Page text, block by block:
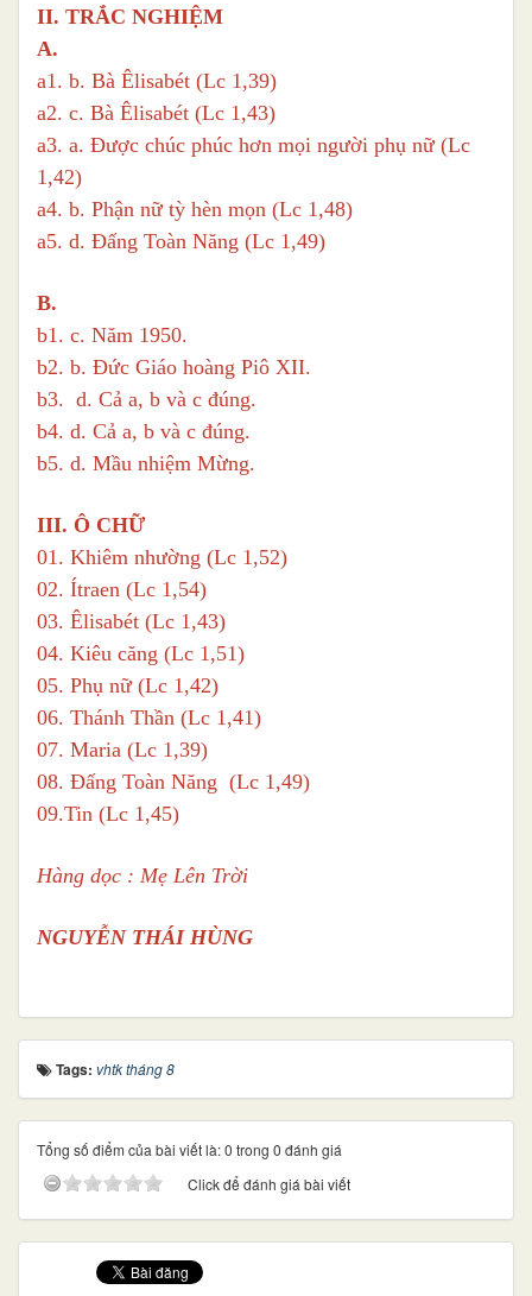
II. TRẮC NGHIỆM
A.
a1. b. Bà Êlisabét (Lc 1,39)
a2. c. Bà Êlisabét (Lc 1,43)
a3. a. Được chúc phúc hơn mọi người phụ nữ (Lc
1,42)
a4. b. Phận nữ tỳ hèn mọn (Lc 1,48)
a5. d. Đấng Toàn Năng (Lc 1,49)
B.
b1. c. Năm 1950.
b2. b. Đức Giáo hoàng Piô XII.
b3. d. Cả a, b và c đúng.
b4. d. Cả a, b và c đúng.
b5. d. Mầu nhiệm Mừng.
III. Ô CHỮ
01. Khiêm nhường (Lc 1,52)
02. Ítraen (Lc 1,54)
03. Êlisabét (Lc 1,43)
04. Kiêu căng (Lc 1,51)
05. Phụ nữ (Lc 1,42)
06. Thánh Thần (Lc 1,41)
07. Maria (Lc 1,39)
08. Đấng Toàn Năng (Lc 1,49)
09.Tin (Lc 1,45)
Hàng dọc : Mẹ Lên Trời
NGUYỄN THÁI HÙNG
Tags: vhtk tháng 8
Tổng số điểm của bài viết là: 0 trong 0 đánh giá
Click để đánh giá bài viết